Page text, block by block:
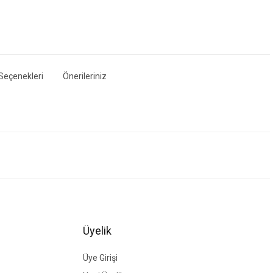
Önerileriniz
Üyelik
Üye Girişi